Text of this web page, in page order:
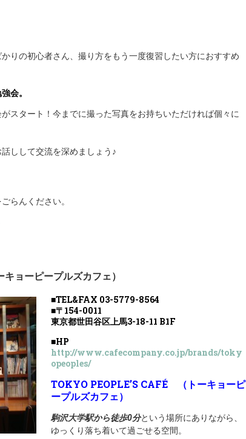
りの初心者さん、撮り方をもう一度復習したい方におすすめ
会。
スタート！今までに撮った写真をお持ちいただければ個々に
しして交流を深めましょう♪
らんください。
ョーピープルズカフェ）
■TEL&FAX 03-5779-8564
■〒154-0011
東京都世田谷区上馬3-18-11 B1F
■HP
http://www.cafecompany.co.jp/brands/toky
opeoples/
TOKYO PEOPLE’S CAFÉ （トーキョーピ
ープルズカフェ）
駒沢大学駅から徒歩0分という場所にありながら、
ゆっくり落ち着いて過ごせる空間。